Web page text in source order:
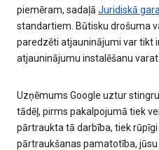
piemēram, sadaļā Juridiskā
standartiem. Būtisku drošuma
paredzēti atjauninājumi var tikt
atjauninājumu instalēšanu varat
Uzņēmums Google uztur
tādēļ, pirms pakalpojumā tiek
pārtraukta tā darbība, tiek
pārtraukšanas pamatotība,